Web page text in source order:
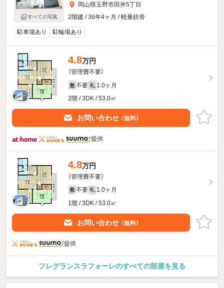
すべての写真
岡山県玉野市田井5丁目
2階建 / 36年4ヶ月 / 軽量鉄骨
駐車場あり 駐輪場あり
4.8万円
（管理費不要）
敷 不要 礼 1.0ヶ月
2階 / 3DK / 53.0㎡
お問い合わせ （無料）
提供
4.8万円
（管理費不要）
敷 不要 礼 1.0ヶ月
1階 / 3DK / 53.0㎡
お問い合わせ （無料）
提供
フレグランスラフォーレのすべての部屋を見る